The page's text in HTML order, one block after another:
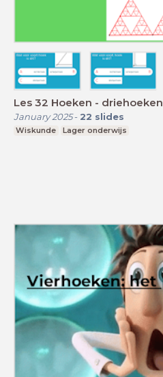
Les 32 Hoeken - driehoeken
January 2025- 22 slides
Wiskunde Lager onderwijs